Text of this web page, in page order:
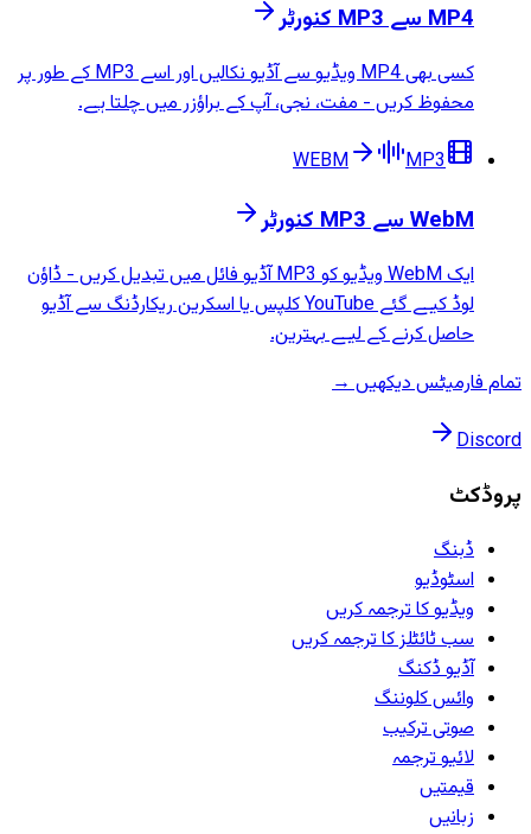
MP4 سے MP3 کنورٹر
کسی بھی MP4 ویڈیو سے آڈیو نکالیں اور اسے MP3 کے طور پر
محفوظ کریں - مفت، نجی، آپ کے براؤزر میں چلتا ہے.
WEBM
MP3
WebM سے MP3 کنورٹر
ایک WebM ویڈیو کو MP3 آڈیو فائل میں تبدیل کریں - ڈاؤن
لوڈ کیے گئے YouTube کلپس یا اسکرین ریکارڈنگ سے آڈیو
حاصل کرنے کے لیے بہترین.
تمام فارمیٹس دیکھیں →
Discord
پروڈکٹ
ڈبنگ
اسٹوڈیو
ویڈیو کا ترجمہ کریں
سب ٹائٹلز کا ترجمہ کریں
آڈیو ڈکنگ
وائس کلوننگ
صوتی ترکیب
لائیو ترجمہ
قیمتیں
زبانیں